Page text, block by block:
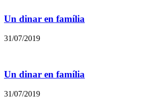
Un dinar en família
31/07/2019
Un dinar en família
31/07/2019